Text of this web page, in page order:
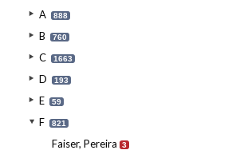
A 888
B 760
C 1663
D 193
E 59
F 821
Faiser, Pereira 3